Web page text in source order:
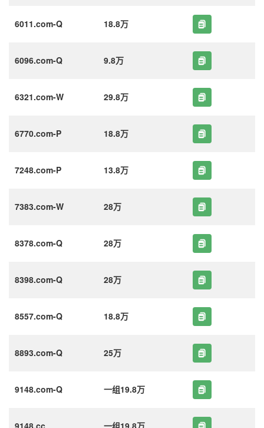
6011.com-Q 18.8万
6096.com-Q 9.8万
6321.com-W 29.8万
6770.com-P 18.8万
7248.com-P 13.8万
7383.com-W 28万
8378.com-Q 28万
8398.com-Q 28万
8557.com-Q 18.8万
8893.com-Q 25万
9148.com-Q 一组19.8万
9148.cc 一组19.8万